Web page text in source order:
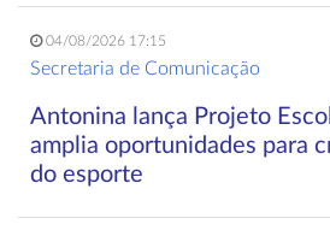
04/08/2026 17:15
Secretaria de Comunicação
Antonina lança Projeto
amplia oportunidades para
do esporte